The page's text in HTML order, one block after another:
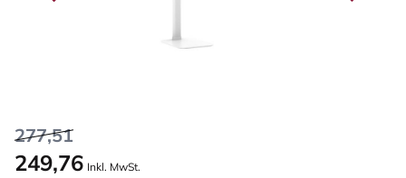
277,51
249,76 Inkl. MwSt.